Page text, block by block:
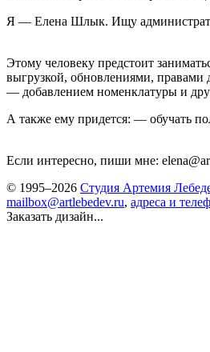
Я — Елена Шлык. Ищу
Этому человеку предстоит
выгрузкой, обновлениями,
— добавлением номенклатуры и
А также ему придется: — обучать
Если интересно, пиши мне:
© 1995–2026 Студия Артемия
mailbox@artlebedev.ru, адреса и
Заказать дизайн...